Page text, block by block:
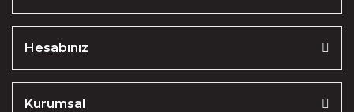
Hesabınız
Kurumsal